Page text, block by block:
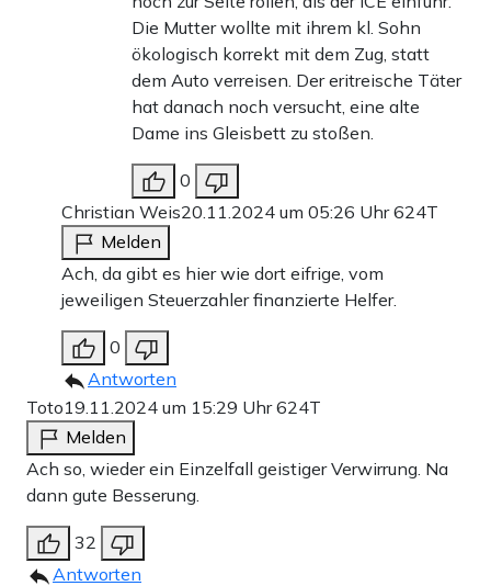
Die Mutter wollte mit ihrem kl. Sohn
ökologisch korrekt mit dem Zug, statt
dem Auto verreisen. Der eritreische Täter
hat danach noch versucht, eine alte
Dame ins Gleisbett zu stoßen.
0
Christian Weis20.11.2024 um 05:26 Uhr624T
Melden
Ach, da gibt es hier wie dort eifrige, vom
jeweiligen Steuerzahler finanzierte Helfer.
0
Antworten
Toto19.11.2024 um 15:29 Uhr624T
Melden
Ach so, wieder ein Einzelfall geistiger Verwirrung. Na
dann gute Besserung.
32
Antworten